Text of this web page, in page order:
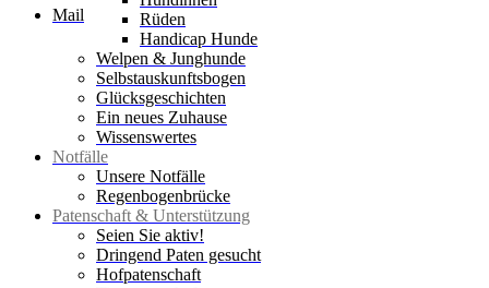
Mail
Rüden
Handicap Hunde
Welpen & Junghunde
Selbstauskunftsbogen
Glücksgeschichten
Ein neues Zuhause
Wissenswertes
Notfälle
Unsere Notfälle
Regenbogenbrücke
Patenschaft & Unterstützung
Seien Sie aktiv!
Dringend Paten gesucht
Hofpatenschaft